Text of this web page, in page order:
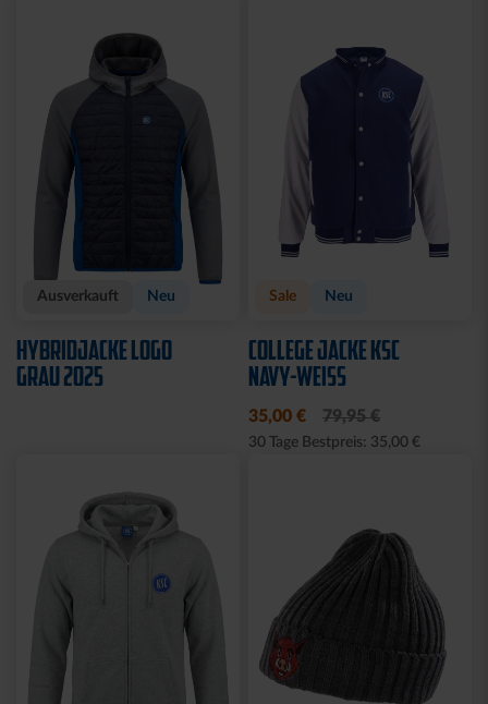
Ausverkauft Neu
HYBRIDJACKE LOGO
GRAU 2025
Sale Neu
COLLEGE JACKE KSC
NAVY-WEISS
35,00 € 79,95 €
30 Tage Bestpreis: 35,00 €